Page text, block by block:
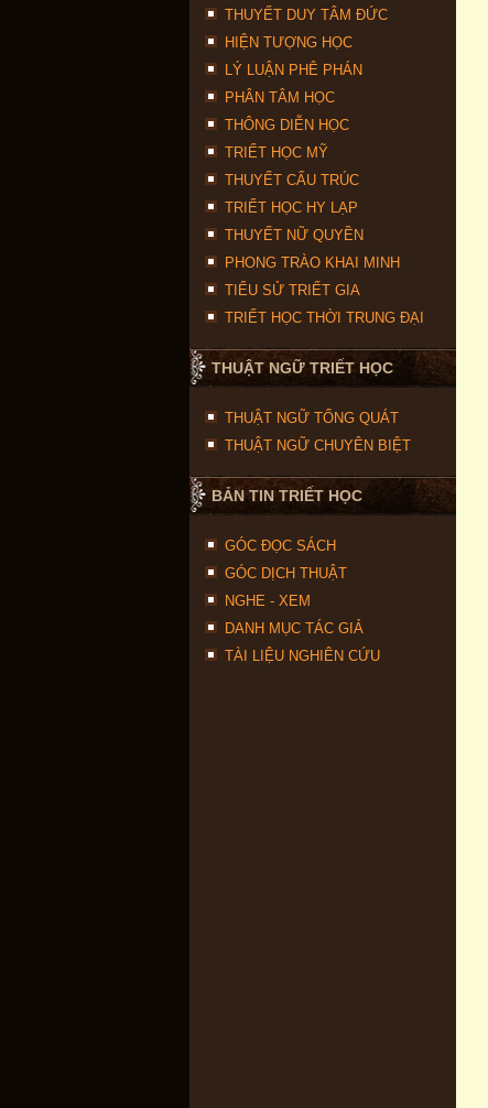
THUYẾT DUY TÂM ĐỨC
HIỆN TƯỢNG HỌC
LÝ LUẬN PHÊ PHÁN
PHÂN TÂM HỌC
THÔNG DIỄN HỌC
TRIẾT HỌC MỸ
THUYẾT CẤU TRÚC
TRIẾT HỌC HY LẠP
THUYẾT NỮ QUYỀN
PHONG TRÀO KHAI MINH
TIỂU SỬ TRIẾT GIA
TRIẾT HỌC THỜI TRUNG ĐẠI
THUẬT NGỮ TRIẾT HỌC
THUẬT NGỮ TỔNG QUÁT
THUẬT NGỮ CHUYÊN BIỆT
BẢN TIN TRIẾT HỌC
GÓC ĐỌC SÁCH
GÓC DỊCH THUẬT
NGHE - XEM
DANH MỤC TÁC GIẢ
TÀI LIỆU NGHIÊN CỨU